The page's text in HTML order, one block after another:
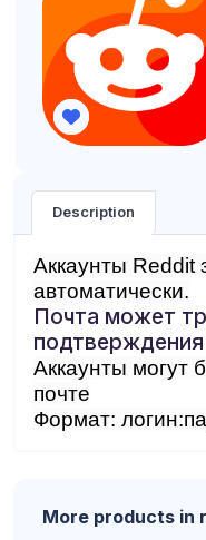
Description
Аккаунты Reddit
автоматически.
Почта может
Аккаунты могут
почте
Формат:
More products in